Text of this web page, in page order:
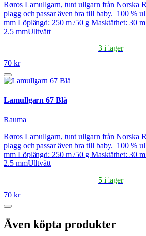
Røros Lamullgarn, tunt ullgarn från Norska
plagg och passar även bra till baby. 100 %
mm Löplängd: 250 m /50 g Masktäthet: 30
2.5 mmUlltvätt
3 i lager
70 kr
Lamullgarn 67 Blå
Rauma
Røros Lamullgarn, tunt ullgarn från Norska
plagg och passar även bra till baby. 100 %
mm Löplängd: 250 m /50 g Masktäthet: 30
2.5 mmUlltvätt
5 i lager
70 kr
Även köpta produkter